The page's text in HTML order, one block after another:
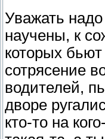
Уважать
научены, к
которых
сотрясение
водителей,
дворе
кто-то на